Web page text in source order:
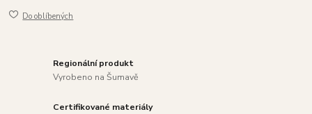
Do oblíbených
Regionální produkt
Vyrobeno na Šumavě
Certifikované materiály